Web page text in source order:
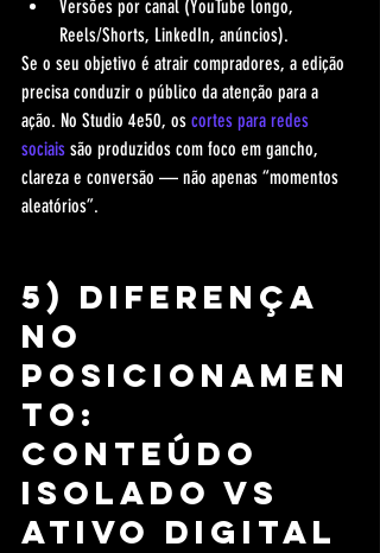
Versões por canal (YouTube longo,
Reels/Shorts, LinkedIn, anúncios).
Se o seu objetivo é atrair compradores, a edição
precisa conduzir o público da atenção para a
ação. No Studio 4e50, os cortes para redes
sociais são produzidos com foco em gancho,
clareza e conversão — não apenas “momentos
aleatórios”.
5) Diferença
no
posicionamen
to:
conteúdo
isolado vs
ativo digital